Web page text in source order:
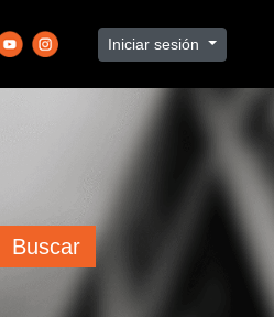
Iniciar sesión
Buscar